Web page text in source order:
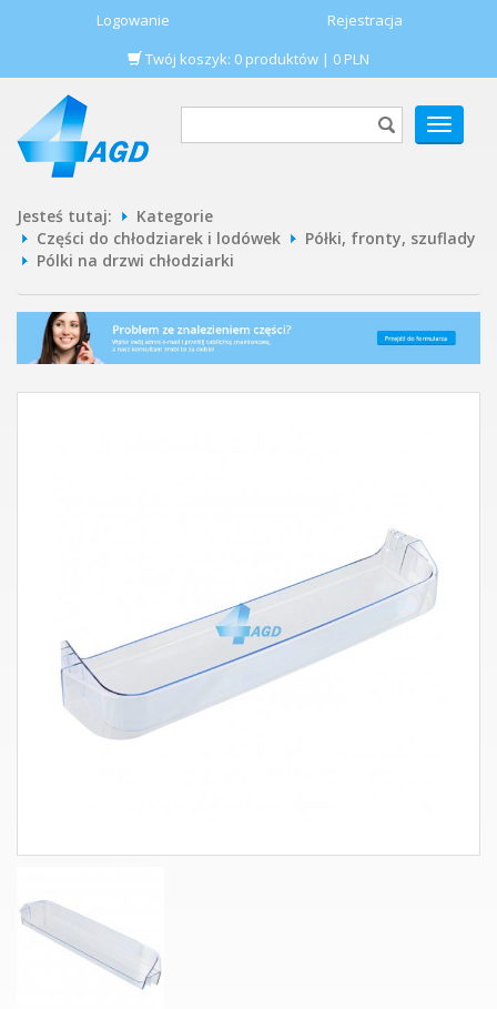
Logowanie
Rejestracja
Twój koszyk: 0 produktów | 0 PLN
POKAŻ
MENU
Jesteś tutaj:
Kategorie
Części do chłodziarek i lodówek
Półki, fronty, szuflady
Pólki na drzwi chłodziarki